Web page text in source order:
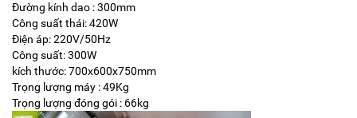
Đường kính dao : 300mm
Công suất thái: 420W
Điện áp: 220V/50Hz
Công suất: 300W
kích thước: 700x600x750mm
Trọng lượng máy : 49Kg
Trọng lượng đóng gói : 66kg